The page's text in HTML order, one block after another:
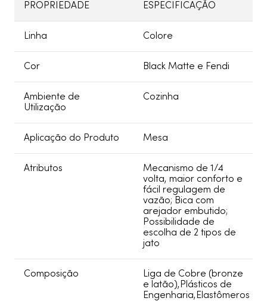
PROPRIEDADE ESPECIFICAÇÃO
Linha Colore
Cor Black Matte e Fendi
Ambiente de
Utilização
Cozinha
Aplicação do Produto Mesa
Atributos
Mecanismo de 1/4
volta, maior conforto e
fácil regulagem de
vazão; Bica com
arejador embutido;
Possibilidade de
escolha de 2 tipos de
jato
Composição
Liga de Cobre (bronze
e latão),Plásticos de
Engenharia,Elastômeros